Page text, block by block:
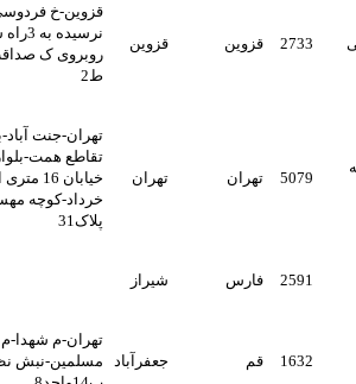
قزوین قزوین
قزوین-خ فردوسی جنوبی-
نرسیده به 3راه شهرداری-
روبروی ک صداقت-پ105-
تهران تهران
تهران-جنت آباد-بالاتر از
تقاطع همت-بلوار بعثت-
خیابان 16 متری اول-خیابان
خرداد-کوچه مهستان دوم-
فارس شیراز
تهران-م شهدا-م کلانتری-ک
مسلمین-نبش نظام-